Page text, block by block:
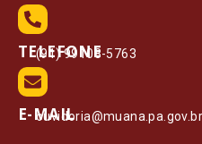
TELEFONE
(91) 99108-5763
E-MAIL
ouvidoria@muana.pa.gov.br